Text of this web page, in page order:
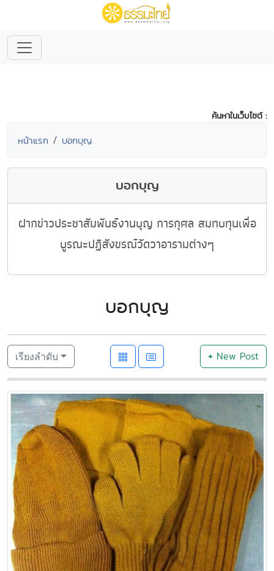
ค้นหาในเว็บไซต์ :
หน้าแรก บอกบุญ
บอกบุญ
ฝากข่าวประชาสัมพันธ์งานบุญ การกุศล สมทบทุนเพื่อ
บูรณะปฏิสังขรณ์วัดวาอารามต่างๆ
บอกบุญ
เรียงลำดับ +New Post